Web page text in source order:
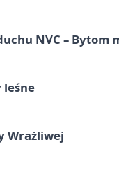
NVC – Bytom
leśne
Wrażliwej